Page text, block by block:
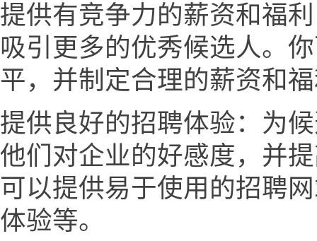
提供有竞争力的薪资和福
吸引更多的优秀候选人。
平，并制定合理的薪资和
提供良好的招聘体验：为
他们对企业的好感度，并
可以提供易于使用的招聘
体验等。